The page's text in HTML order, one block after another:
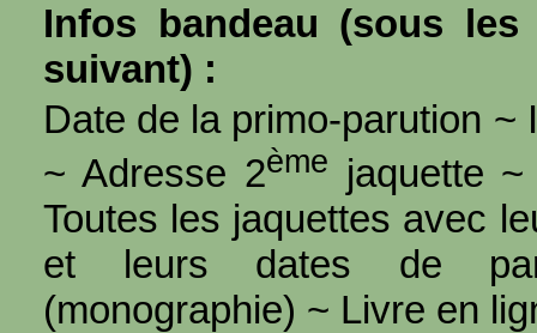
Infos bandeau (sous
suivant) :
Date de la primo-parution ~
~ Adresse 2ème jaquette
Toutes les jaquettes avec
et leurs dates de
(monographie) ~ Livre en